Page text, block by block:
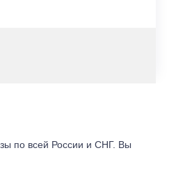
по всей России и СНГ. Вы